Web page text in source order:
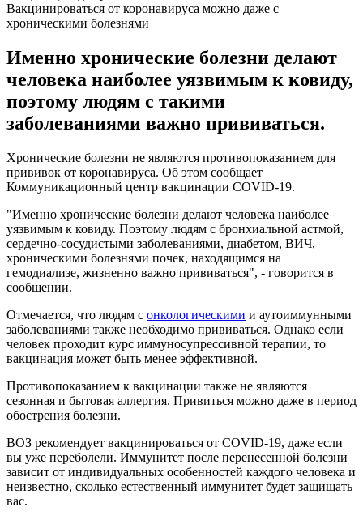
Вакцинироваться от коронавируса можно даже с
хроническими болезнями
Именно хронические болезни делают
человека наиболее уязвимым к ковиду,
поэтому людям с такими
заболеваниями важно прививаться.
Хронические болезни не являются противопоказанием для
прививок от коронавируса. Об этом сообщает
Коммуникационный центр вакцинации COVID-19.
"Именно хронические болезни делают человека наиболее
уязвимым к ковиду. Поэтому людям с бронхиальной астмой,
сердечно-сосудистыми заболеваниями, диабетом, ВИЧ,
хроническими болезнями почек, находящимся на
гемодиализе, жизненно важно прививаться", - говорится в
сообщении.
Отмечается, что людям с онкологическими и аутоиммунными
заболеваниями также необходимо прививаться. Однако если
человек проходит курс иммуносупрессивной терапии, то
вакцинация может быть менее эффективной.
Противопоказанием к вакцинации также не являются
сезонная и бытовая аллергия. Привиться можно даже в период
обострения болезни.
ВОЗ рекомендует вакцинироваться от COVID-19, даже если
вы уже переболели. Иммунитет после перенесенной болезни
зависит от индивидуальных особенностей каждого человека и
неизвестно, сколько естественный иммунитет будет защищать
вас.